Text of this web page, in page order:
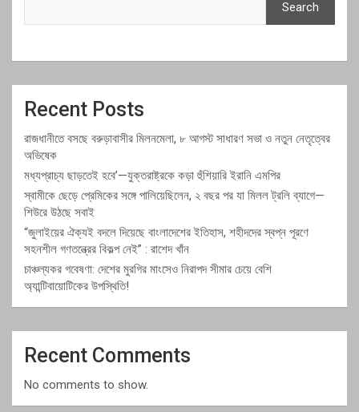
Search
Recent Posts
রাজধানীতে বসছে বরুড়াবাসীর মিলনমেলা, ৮ আগস্ট সাধারণ সভা ও নতুন নেতৃত্বের
অভিষেক
মধ্যপ্রাচ্য ছাড়তেই হবে’—যুক্তরাষ্ট্রকে কড়া হুঁশিয়ারি ইরানি এমপির
স্বামীকে ছেড়ে প্রেমিকের সঙ্গে পালিয়েছিলেন, ২ বছর পর যা মিলল ট্রলি ব্যাগে—
শিউরে উঠছে সবাই
“জুলাইয়ের ঐক্যই বদলে দিয়েছে বাংলাদেশের ইতিহাস, শহীদদের স্বপ্ন পূরণে
সহনশীল গণতন্ত্রের বিকল্প নেই” : রাশেদ খাঁন
চাঞ্চল্যকর গবেষণা: দেশের মুরগির মাংসেও নিরাপদ সীমার চেয়ে বেশি
অ্যান্টিবায়োটিকের উপস্থিতি!
Recent Comments
No comments to show.